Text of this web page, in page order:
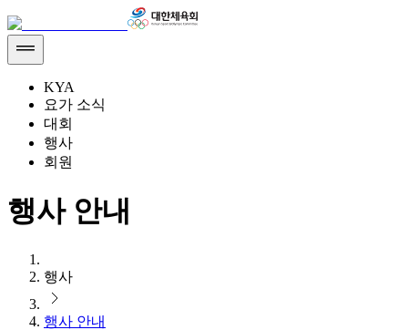
KYA
요가 소식
대회
행사
회원
행사 안내
행사
행사 안내